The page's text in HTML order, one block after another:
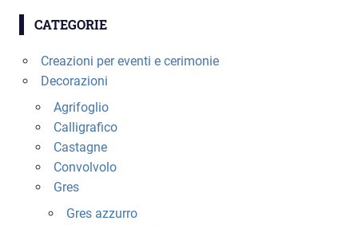
del
CATEGORIE
Creazioni per eventi e cerimonie
Decorazioni
Agrifoglio
Calligrafico
Castagne
Convolvolo
Gres
Gres azzurro